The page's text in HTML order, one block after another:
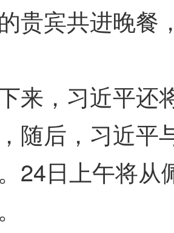
贵宾共进晚餐
，习近平还
随后，习近平
24日上午将从